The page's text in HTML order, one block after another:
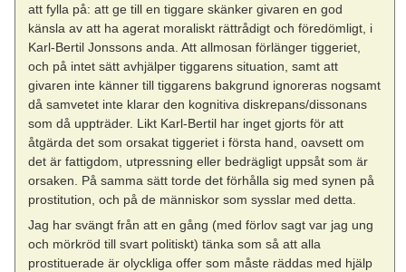
att fylla på: att ge till en tiggare skänker givaren en god
känsla av att ha agerat moraliskt rättrådigt och föredömligt, i
Karl-Bertil Jonssons anda. Att allmosan förlänger tiggeriet,
och på intet sätt avhjälper tiggarens situation, samt att
givaren inte känner till tiggarens bakgrund ignoreras nogsamt
då samvetet inte klarar den kognitiva diskrepans/dissonans
som då uppträder. Likt Karl-Bertil har inget gjorts för att
åtgärda det som orsakat tiggeriet i första hand, oavsett om
det är fattigdom, utpressning eller bedrägligt uppsåt som är
orsaken. På samma sätt torde det förhålla sig med synen på
prostitution, och på de människor som sysslar med detta.
Jag har svängt från att en gång (med förlov sagt var jag ung
och mörkröd till svart politiskt) tänka som så att alla
prostituerade är olyckliga offer som måste räddas med hjälp